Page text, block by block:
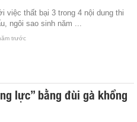
việc thất bại 3 trong 4 nội dung thi
ngôi sao sinh năm ...
trước
lực” bằng đùi gà khổng